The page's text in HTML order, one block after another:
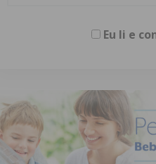
Eu li e